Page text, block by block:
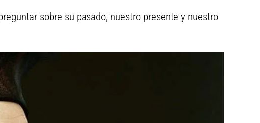
sobre su pasado, nuestro presente y nuestro